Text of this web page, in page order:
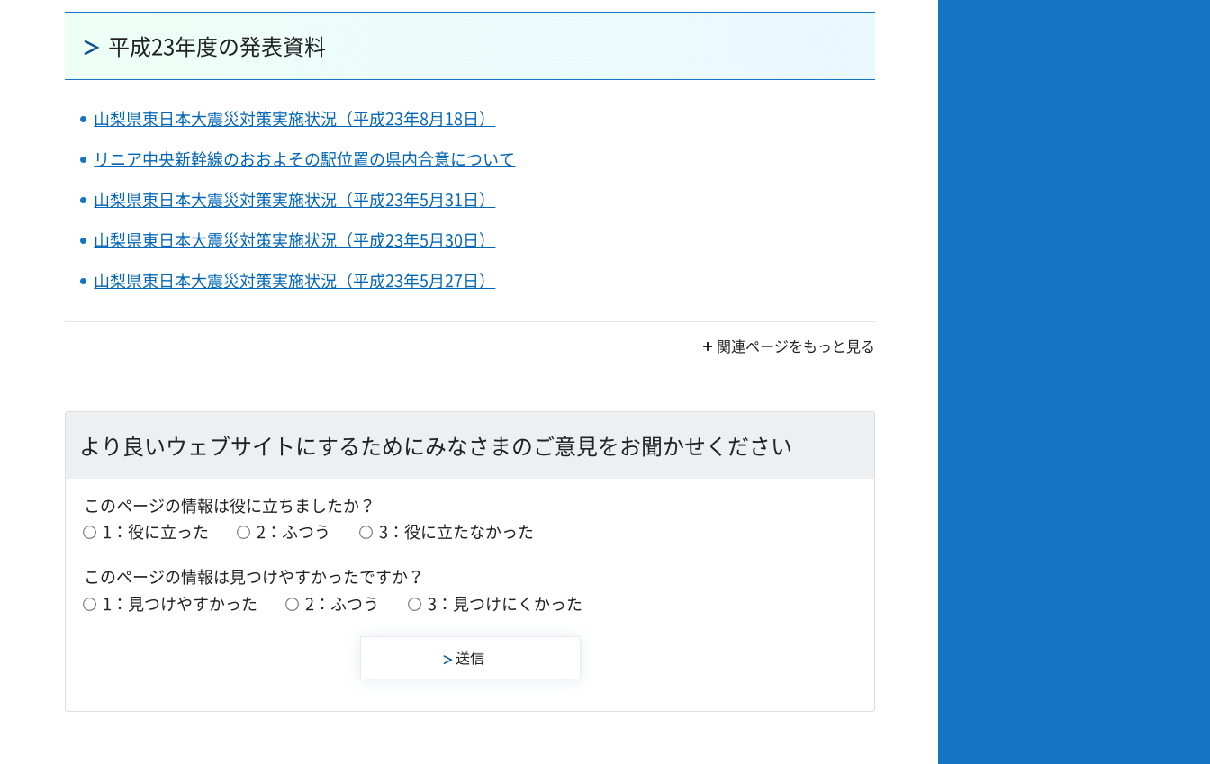
平成23年度の発表資料
山梨県東日本大震災対策実施状況（平成23年8月18日）
リニア中央新幹線のおおよその駅位置の県内合意について
山梨県東日本大震災対策実施状況（平成23年5月31日）
山梨県東日本大震災対策実施状況（平成23年5月30日）
山梨県東日本大震災対策実施状況（平成23年5月27日）
関連ページをもっと見る
より良いウェブサイトにするためにみなさまのご意見をお聞かせください
このページの情報は役に立ちましたか？
1：役に立った
2：ふつう
3：役に立たなかった
このページの情報は見つけやすかったですか？
1：見つけやすかった
2：ふつう 3：見つけにくかった